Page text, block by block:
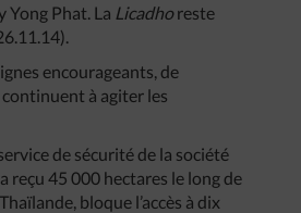
Yong Phat. La Licadhoreste
encourageants, de
à agiter les
de sécurité de la société
reçu 45 000 hectares le long de
bloque l’accès à dix